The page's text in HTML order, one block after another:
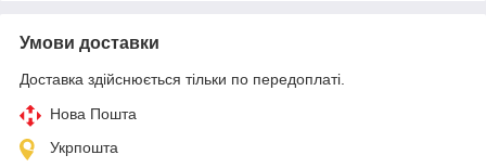
Умови доставки
Доставка здійснюється тільки по передоплаті.
Нова Пошта
Укрпошта